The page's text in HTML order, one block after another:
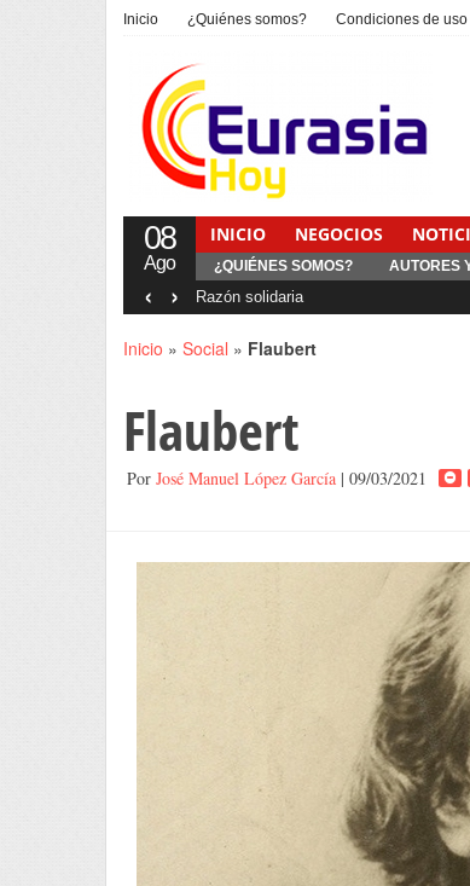
Inicio ¿Quiénes somos? Condiciones de uso
08
Ago
INICIO NEGOCIOS
¿QUIÉNES SOMOS? AUTORES
Interventionism estatal
‹ ›
Inicio » Social » Flaubert
Flaubert
Por José Manuel López García | 09/03/2021